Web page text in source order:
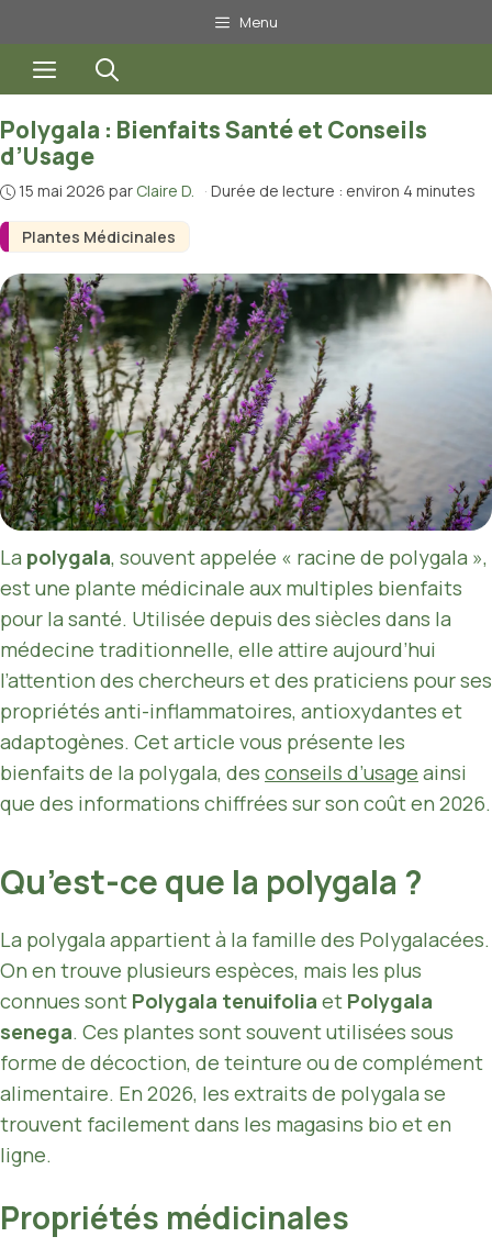
au
contenu
Menu
Menu
Plantes Médicinales
Polygala : Bienfaits Santé et Conseils
d’Usage
15 mai 2026 par Claire D. · Durée de lecture : environ 4 minutes
La polygala, souvent appelée « racine de polygala »,
est une plante médicinale aux multiples bienfaits
pour la santé. Utilisée depuis des siècles dans la
médecine traditionnelle, elle attire aujourd’hui
l’attention des chercheurs et des praticiens pour ses
propriétés anti-inflammatoires, antioxydantes et
adaptogènes. Cet article vous présente les
bienfaits de la polygala, des conseils d’usage ainsi
que des informations chiffrées sur son coût en 2026.
Qu’est-ce que la polygala ?
La polygala appartient à la famille des Polygalacées.
On en trouve plusieurs espèces, mais les plus
connues sont Polygala tenuifolia et Polygala
senega. Ces plantes sont souvent utilisées sous
forme de décoction, de teinture ou de complément
alimentaire. En 2026, les extraits de polygala se
trouvent facilement dans les magasins bio et en
ligne.
Propriétés médicinales